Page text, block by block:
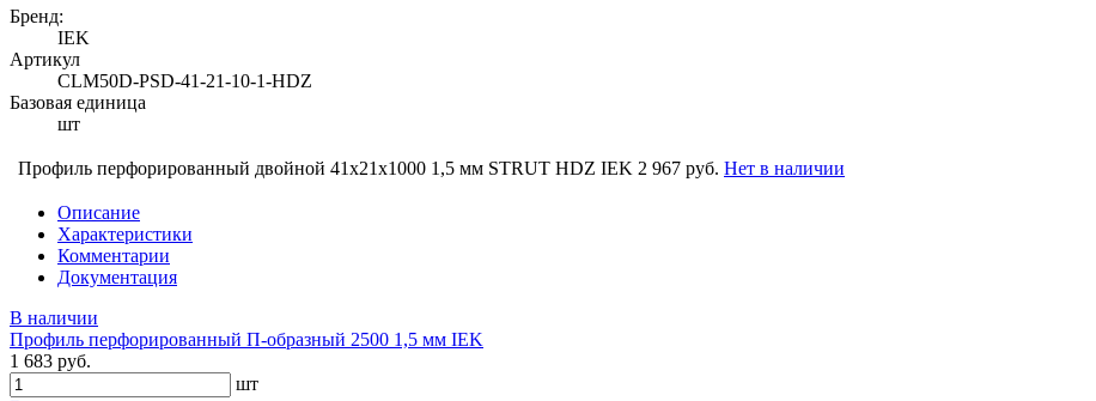
Бренд:
IEK
Артикул
CLM50D-PSD-41-21-10-1-HDZ
Базовая единица
шт
Профиль перфорированный двойной 41х21х1000 1,5 мм STRUT HDZ IEK 2 967 руб. Нет в наличии
Описание
Характеристики
Комментарии
Документация
В наличии
Профиль перфорированный П-образный 2500 1,5 мм IEK
1 683 руб.
шт